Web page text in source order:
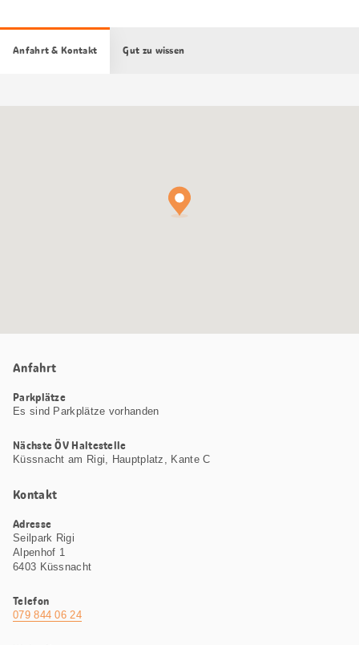
Anfahrt & Kontakt Gut zu wissen
Anfahrt
Parkplätze
Es sind Parkplätze vorhanden
Nächste ÖV Haltestelle
Küssnacht am Rigi, Hauptplatz, Kante C
Kontakt
Adresse
Seilpark Rigi
Alpenhof 1
6403 Küssnacht
Telefon
079 844 06 24